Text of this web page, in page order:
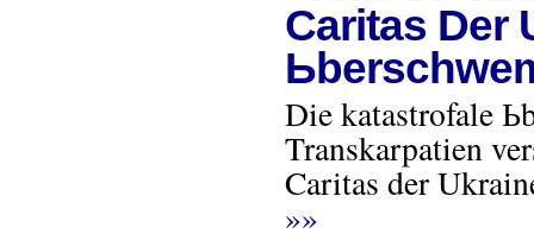
Caritas Der
Die katastrofale
Transkarpatien
Caritas der
»»